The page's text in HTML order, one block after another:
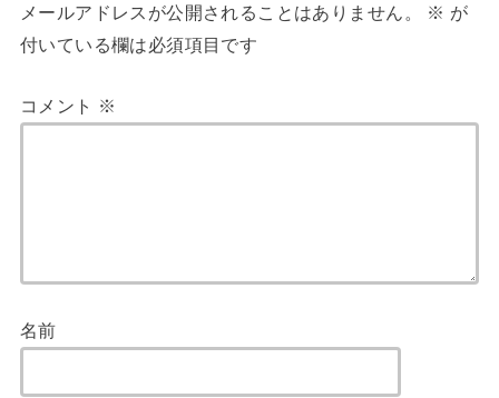
メールアドレスが公開されることはありません。 ※ が
付いている欄は必須項目です
コメント ※
名前